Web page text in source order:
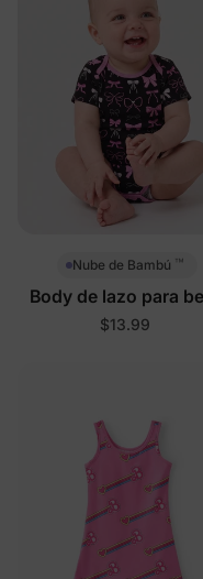
Nube de Bambú ™
Body de lazo para
$13.99